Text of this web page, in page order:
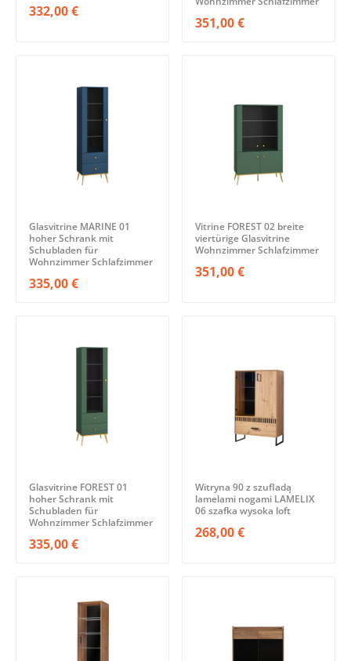
332,00 €
351,00 €
Glasvitrine MARINE 01
hoher Schrank mit
Schubladen für
Wohnzimmer Schlafzimmer
335,00 €
Vitrine FOREST 02 breite
viertürige Glasvitrine
Wohnzimmer Schlafzimmer
351,00 €
Glasvitrine FOREST 01
hoher Schrank mit
Schubladen für
Wohnzimmer Schlafzimmer
335,00 €
Witryna 90 z szufladą
lamelami nogami LAMELIX
06 szafka wysoka loft
268,00 €